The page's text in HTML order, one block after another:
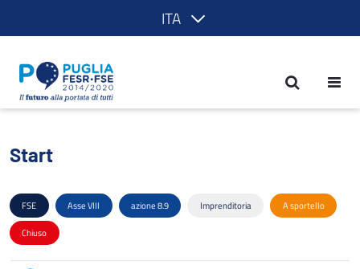
ITA
Start - POR Puglia 2014-2020
Start
FSE Asse VIII azione 8.9 Imprenditoria A sportello
Chiuso